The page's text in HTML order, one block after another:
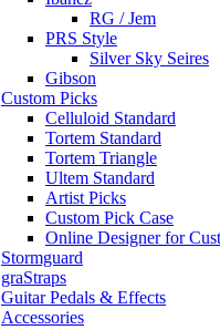
RG / Jem
PRS Style
Silver Sky Seires
Gibson
Custom Picks
Celluloid Standard
Tortem Standard
Tortem Triangle
Ultem Standard
Artist Picks
Custom Pick Case
Online Designer for
Stormguard
graStraps
Guitar Pedals & Effects
Accessories